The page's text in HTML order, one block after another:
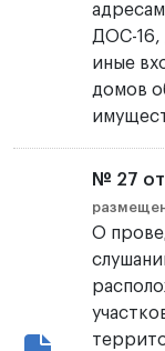
ДОС-16,
иные
домов
№ 27
О